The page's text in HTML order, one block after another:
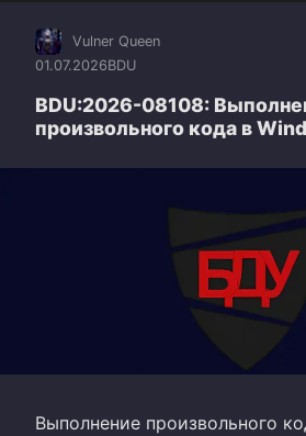
Vulner Queen
01.07.2026BDU
BDU:2026-08108:
произвольного кода в
Выполнение произвольного